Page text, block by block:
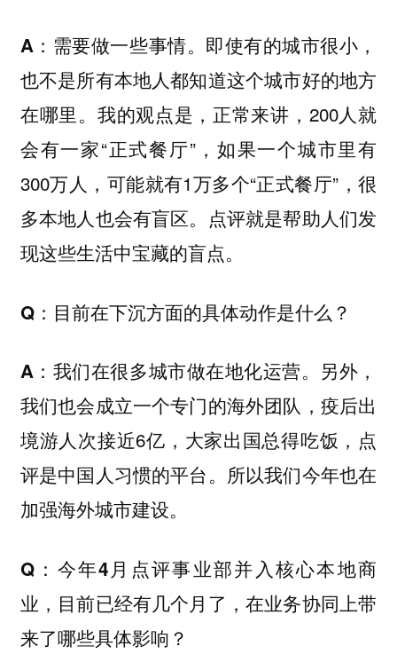
A： 需要做一些事情。即使有的城市很小，
也不是所有本地人都知道这个城市好的地方
在哪里。我的观点是，正常来讲，200人就
会有一家“正式餐厅”，如果一个城市里有
300万人，可能就有1万多个“正式餐厅”，很
多本地人也会有盲区。点评就是帮助人们发
现这些生活中宝藏的盲点。
Q：目前在下沉方面的具体动作是什么？
A： 我们在很多城市做在地化运营。另外，
我们也会成立一个专门的海外团队，疫后出
境游人次接近6亿，大家出国总得吃饭，点
评是中国人习惯的平台。所以我们今年也在
加强海外城市建设。
Q：今年4月点评事业部并入核心本地商
业，目前已经有几个月了，在业务协同上带
来了哪些具体影响？